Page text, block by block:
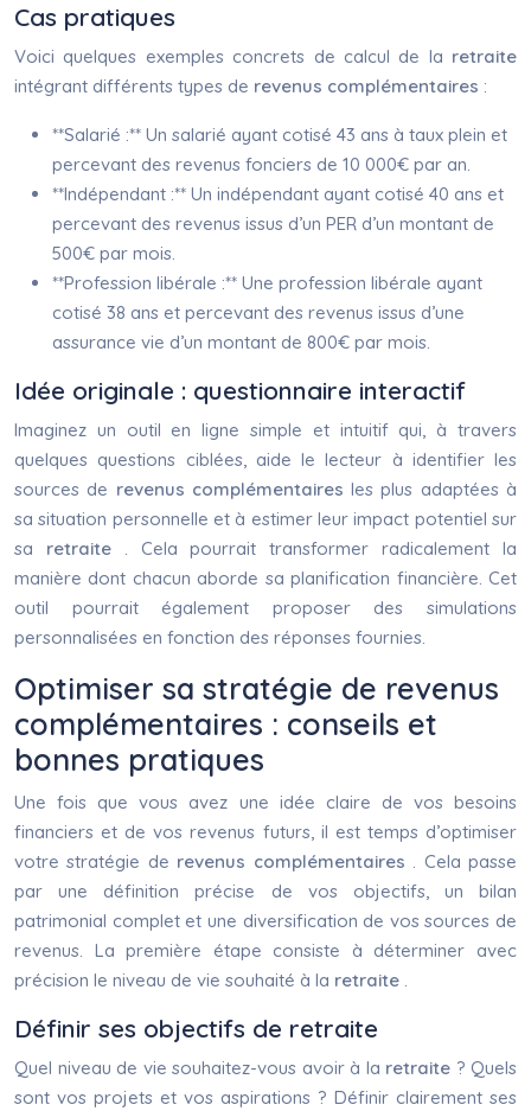
Cas pratiques
Voici quelques exemples concrets de calcul de la retraite
intégrant différents types de revenus complémentaires :
**Salarié :** Un salarié ayant cotisé 43 ans à taux plein et
percevant des revenus fonciers de 10 000€ par an.
**Indépendant :** Un indépendant ayant cotisé 40 ans et
percevant des revenus issus d’un PER d’un montant de
500€ par mois.
**Profession libérale :** Une profession libérale ayant
cotisé 38 ans et percevant des revenus issus d’une
assurance vie d’un montant de 800€ par mois.
Idée originale : questionnaire interactif
Imaginez un outil en ligne simple et intuitif qui, à travers
quelques questions ciblées, aide le lecteur à identifier les
sources de revenus complémentairesles plus adaptées à
sa situation personnelle et à estimer leur impact potentiel sur
sa retraite . Cela pourrait transformer radicalement la
manière dont chacun aborde sa planification financière. Cet
outil pourrait également proposer des simulations
personnalisées en fonction des réponses fournies.
Optimiser sa stratégie de revenus
complémentaires : conseils et
bonnes pratiques
Une fois que vous avez une idée claire de vos besoins
financiers et de vos revenus futurs, il est temps d’optimiser
votre stratégie de revenus complémentaires . Cela passe
par une définition précise de vos objectifs, un bilan
patrimonial complet et une diversification de vos sources de
revenus. La première étape consiste à déterminer avec
précision le niveau de vie souhaité à la retraite .
Définir ses objectifs de retraite
Quel niveau de vie souhaitez-vous avoir à la retraite ? Quels
sont vos projets et vos aspirations ? Définir clairement ses